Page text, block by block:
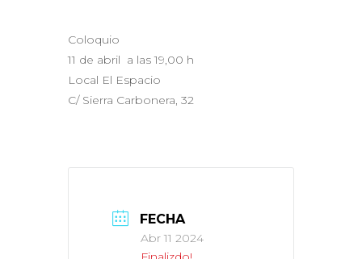
Coloquio
11 de abril a las 19,00 h
Local El Espacio
C/ Sierra Carbonera, 32
FECHA
Abr 11 2024